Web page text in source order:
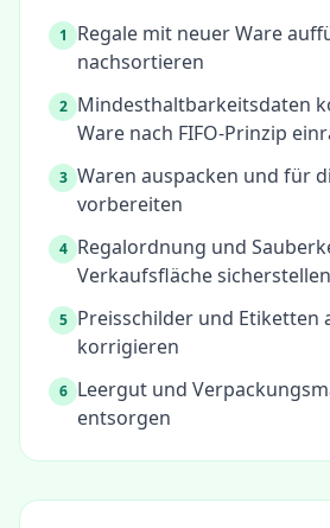
1
Regale mit neuer Ware
nachsortieren
2 Mindesthaltbarkeitsdaten
Ware nach FIFO-Prinzip
3 Waren auspacken und für
vorbereiten
4 Regalordnung und
Verkaufsfläche sicherstellen
5 Preisschilder und Etiketten
korrigieren
6 Leergut und
entsorgen